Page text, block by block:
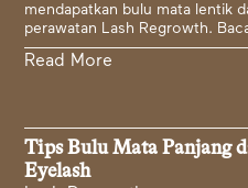
mendapatkan bulu mata lentik
perawatan Lash Regrowth.
Read More
Tips Bulu Mata Panjang
Eyelash